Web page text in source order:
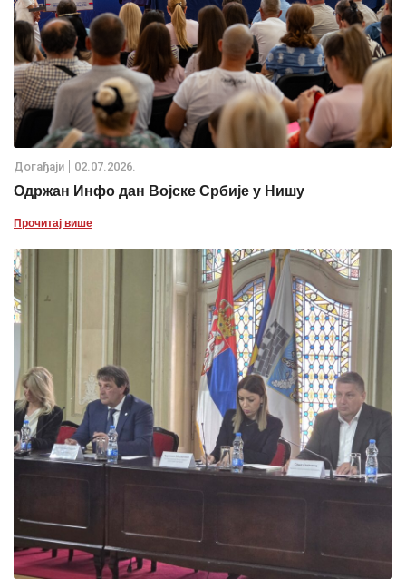
Дoгађаjи 02.07.2026.
Одржан Инфо дан Војске Србије у Нишу
Прочитај више